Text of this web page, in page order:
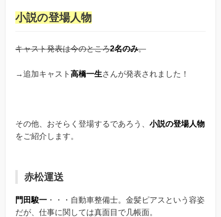
小説の登場人物
キャスト発表は今のところ2名のみ。
→追加キャスト 高橋一生さんが発表されました！
その他、おそらく登場するであろう、 小説の登場人物
をご紹介します。
赤松運送
門田駿一 ・・・自動車整備士。金髪ピアスという容姿
だが、仕事に関しては真面目で几帳面。